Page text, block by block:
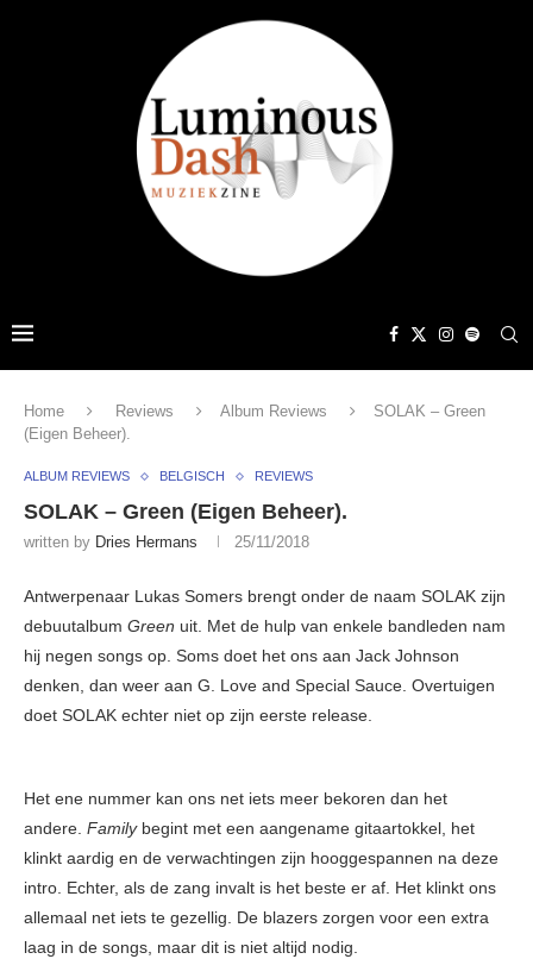
Home Reviews Album Reviews
SOLAK – Green
(Eigen Beheer).
ALBUM REVIEWS BELGISCH REVIEWS
SOLAK – Green (Eigen Beheer).
written by Dries Hermans 25/11/2018
Antwerpenaar Lukas Somers brengt onder de naam SOLAK zijn
debuutalbum Green uit. Met de hulp van enkele bandleden nam
hij negen songs op. Soms doet het ons aan Jack Johnson
denken, dan weer aan G. Love and Special Sauce. Overtuigen
doet SOLAK echter niet op zijn eerste release.
Het ene nummer kan ons net iets meer bekoren dan het
andere. Familybegint met een aangename gitaartokkel, het
klinkt aardig en de verwachtingen zijn hooggespannen na deze
intro. Echter, als de zang invalt is het beste er af. Het klinkt ons
allemaal net iets te gezellig. De blazers zorgen voor een extra
laag in de songs, maar dit is niet altijd nodig.